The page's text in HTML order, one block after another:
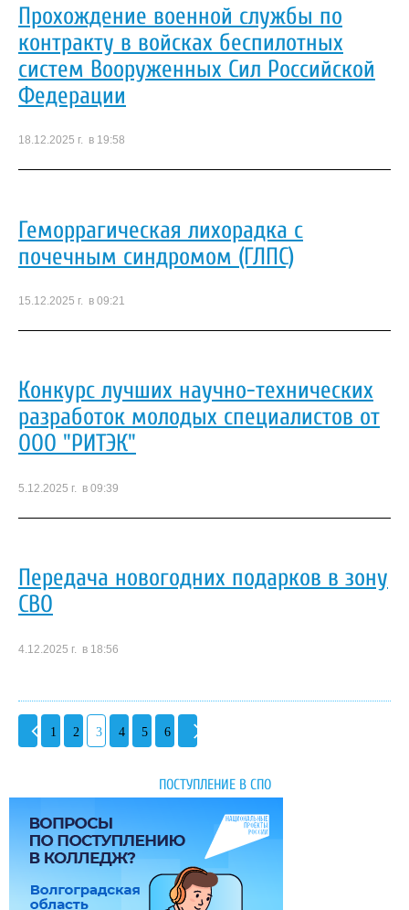
Прохождение военной службы по
контракту в войсках беспилотных
систем Вооруженных Сил Российской
Федерации
18.12.2025 г. в 19:58
Геморрагическая лихорадка с
почечным синдромом (ГЛПС)
15.12.2025 г. в 09:21
Конкурс лучших научно-технических
разработок молодых специалистов от
ООО "РИТЭК"
5.12.2025 г. в 09:39
Передача новогодних подарков в зону
СВО
4.12.2025 г. в 18:56
1 2 3 4 5 6
ПОСТУПЛЕНИЕ В СПО